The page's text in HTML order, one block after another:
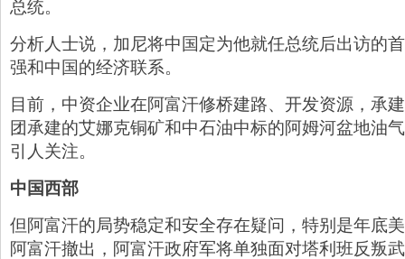
总统。
分析人士说，加尼将中国定为他就任总统后出访的
强和中国的经济联系。
目前，中资企业在阿富汗修桥建路、开发资源，承
团承建的艾娜克铜矿和中石油中标的阿姆河盆地油
引人关注。
中国西部
但阿富汗的局势稳定和安全存在疑问，特别是年底
阿富汗撤出，阿富汗政府军将单独面对塔利班反叛